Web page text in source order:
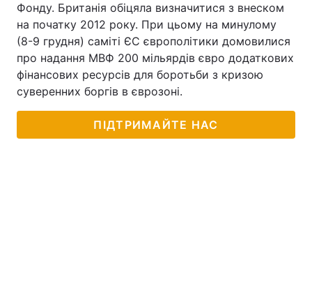
Фонду. Британія обіцяла визначитися з внеском
на початку 2012 року. При цьому на минулому
(8-9 грудня) саміті ЄС європолітики домовилися
про надання МВФ 200 мільярдів євро додаткових
фінансових ресурсів для боротьби з кризою
суверенних боргів в єврозоні.
ПІДТРИМАЙТЕ НАС